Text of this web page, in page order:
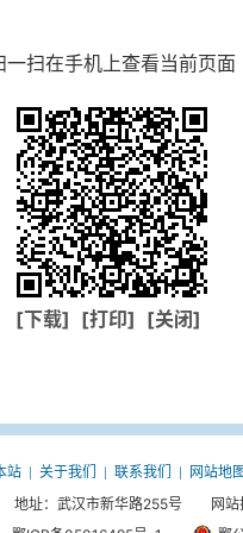
一扫在手机上查看当前页面
[下载] [打印] [关闭]
站 关于我们 联系我们
网站地图
地址：武汉市新华路255号 网站